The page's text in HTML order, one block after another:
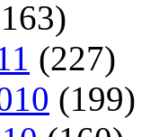
(227)
(199)